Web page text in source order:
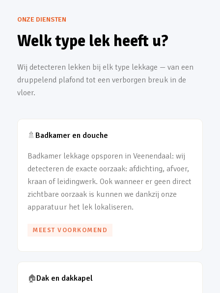
ONZE DIENSTEN
Welk type lek heeft u?
Wij detecteren lekken bij elk type lekkage — van een
druppelend plafond tot een verborgen breuk in de
vloer.
🚿 Badkamer en douche
Badkamer lekkage opsporen in Veenendaal: wij
detecteren de exacte oorzaak: afdichting, afvoer,
kraan of leidingwerk. Ook wanneer er geen direct
zichtbare oorzaak is kunnen we dankzij onze
apparatuur het lek lokaliseren.
MEEST VOORKOMEND
🏠Dak en dakkapel